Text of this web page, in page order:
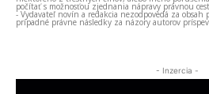
počítať s možnosťou zjednania nápravy právnou
- Vydavateľ novín a redakcia nezodpovedá za
prípadné právne následky za názory autorov
- Inzercia -